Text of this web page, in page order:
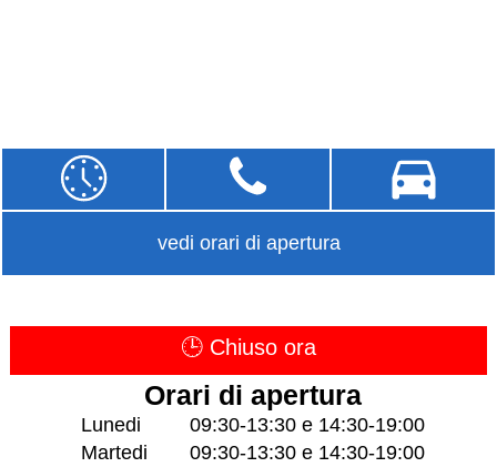
vedi orari di apertura
🕒 Chiuso ora
Orari di apertura
Lunedi
09:30-13:30 e 14:30-19:00
Martedi
09:30-13:30 e 14:30-19:00